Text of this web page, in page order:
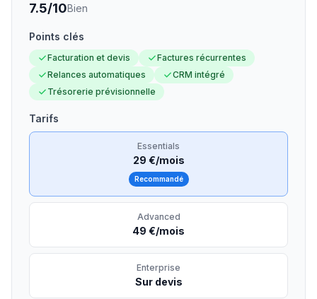
7.5/10Bien
Points clés
Facturation et devis
Factures récurrentes
Relances automatiques
CRM intégré
Trésorerie prévisionnelle
Tarifs
Essentials
29 €/mois
Recommandé
Advanced
49 €/mois
Enterprise
Sur devis